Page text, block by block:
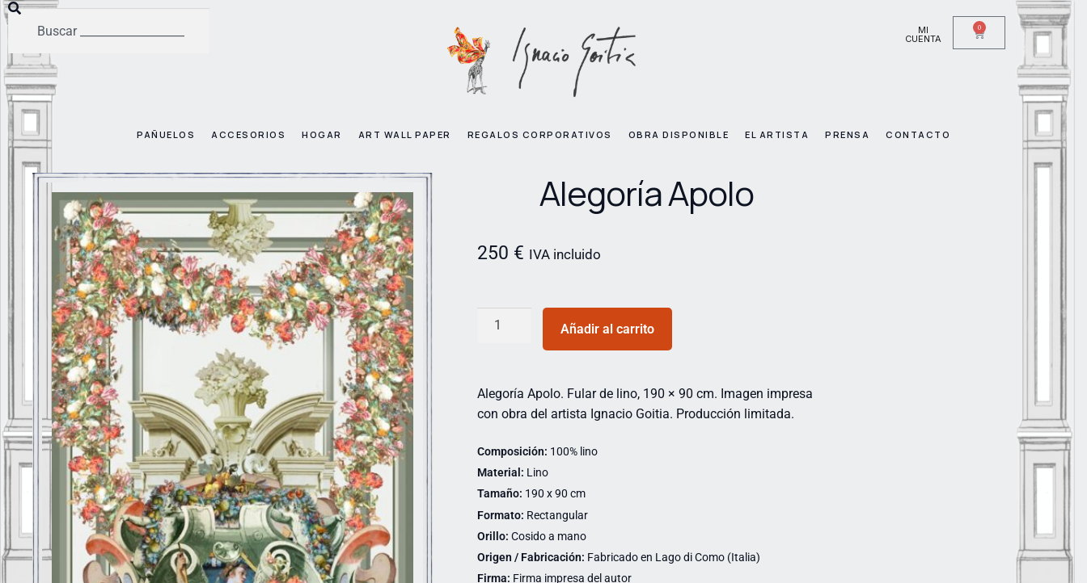
MI
CUENTA
0
PAÑUELOS ACCESORIOS HOGAR ART WALL PAPER REGALOS CORPORATIVOS OBRA DISPONIBLE EL ARTISTA PRENSA CONTACTO
Alegoría Apolo
250 € IVA incluido
Añadir al carrito
Alegoría Apolo. Fular de lino, 190 × 90 cm. Imagen impresa
con obra del artista Ignacio Goitia. Producción limitada.
Composición: 100% lino
Material: Lino
Tamaño: 190 x 90 cm
Formato: Rectangular
Orillo: Cosido a mano
Origen / Fabricación: Fabricado en Lago di Como (Italia)
Firma: Firma impresa del autor